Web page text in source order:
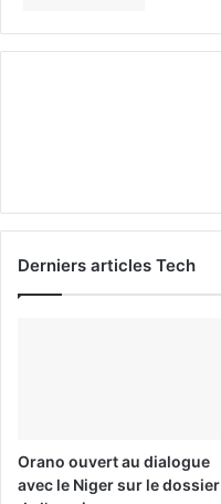
Derniers articles Tech
Orano ouvert au dialogue
avec le Niger sur le dossier